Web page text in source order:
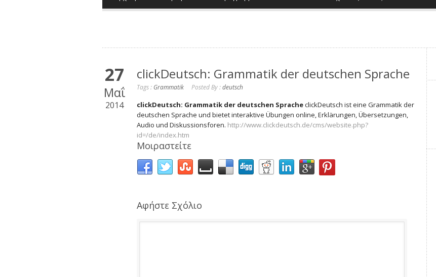
27
Μαΐ
2014
clickDeutsch: Grammatik der deutschen Sprache
Tags : Grammatik Posted By :deutsch
clickDeutsch: Grammatik der deutschen SpracheclickDeutsch ist eine Grammatik der
deutschen Sprache und bietet interaktive Übungen online, Erklärungen, Übersetzungen,
Audio und Diskussionsforen. http://www.clickdeutsch.de/cms/website.php?
id=/de/index.htm
Μοιραστείτε
Αφήστε Σχόλιο